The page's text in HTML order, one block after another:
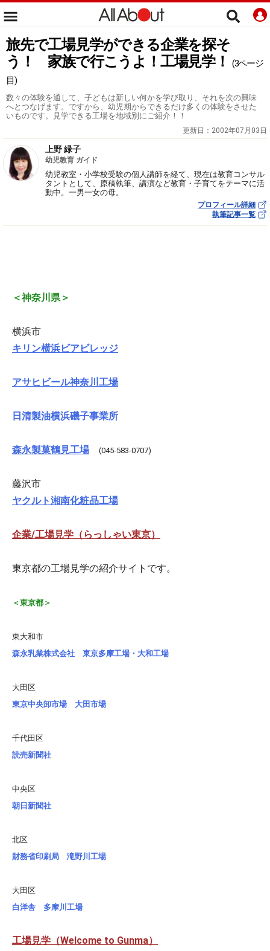
旅先で工場見学ができる企業を探そ
う！ 家族で行こうよ！工場見学！
(3ページ
目)
数々の体験を通して、子どもは新しい何かを学び取り、それを次の興味
へとつなげます。ですから、幼児期からできるだけ多くの体験をさせた
いものです。見学できる工場を地域別にご紹介！！
更新日： 2002年07月03日
上野 緑子
幼児教育 ガイド
幼児教室・小学校受験の個人講師を経て、現在は教育コンサル
タントとして、原稿執筆、講演など教育・子育てをテーマに活
動中。一男一女の母。
プロフィール詳細
執筆記事一覧
＜神奈川県＞
横浜市
キリン横浜ビアビレッジ
アサヒビール神奈川工場
日清製油横浜磯子事業所
森永製菓鶴見工場 (045-583-0707)
藤沢市
ヤクルト湘南化粧品工場
企業/工場見学（らっしゃい東京）
東京都の工場見学の紹介サイトです。
＜東京都＞
東大和市
森永乳業株式会社 東京多摩工場・大和工場
大田区
東京中央卸市場 大田市場
千代田区
読売新聞社
中央区
朝日新聞社
北区
財務省印刷局 滝野川工場
大田区
白洋舎 多摩川工場
工場見学（Welcome to Gunma）